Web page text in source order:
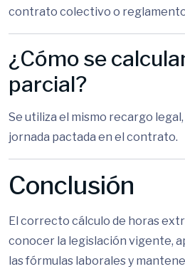
contrato colectivo o
¿Cómo se
parcial?
Se utiliza el mismo recargo
jornada pactada en el contrato.
Conclusión
El correcto cálculo de horas
conocer la legislación vigente,
las fórmulas laborales y